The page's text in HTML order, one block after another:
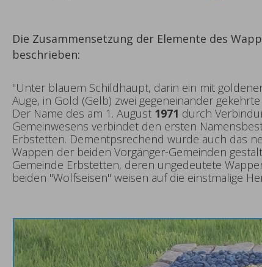
Die Zusammensetzung der Elemente des
beschrieben:
"Unter blauem Schildhaupt, darin ein mit
Auge, in Gold (Gelb) zwei gegeneinander
Der Name des am 1. August 1971 durch
Gemeinwesens verbindet den ersten
Erbstetten. Dementpsrechend wurde auch das
Wappen der beiden Vorgänger-Gemeinden
Gemeinde Erbstetten, deren ungedeutete
beiden "Wolfseisen" weisen auf die einstmalige